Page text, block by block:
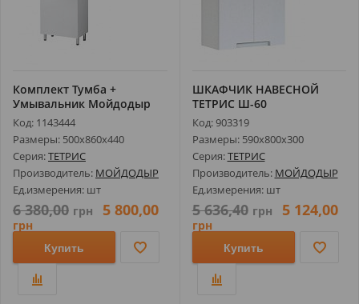
Комплект Тумба +
Умывальник Мойдодыр
Тетрис-50 (Arte...
Код: 1143444
Размеры: 500х860х440
Серия:ТЕТРИС
Производитель: МОЙДОДЫР
Ед.измерения: шт
6 380,00 грн 5 800,00
грн
Купить
ШКАФЧИК НАВЕСНОЙ
ТЕТРИС Ш-60
Код: 903319
Размеры: 590х800х300
Серия:ТЕТРИС
Производитель: МОЙДОДЫР
Ед.измерения: шт
5 636,40 грн 5 124,00
грн
Купить